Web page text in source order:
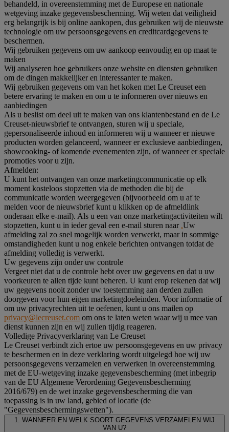
behandeld, in overeenstemming met de Europese en nationale
wetgeving inzake gegevensbescherming. Wij weten dat veiligheid
erg belangrijk is bij online aankopen, dus gebruiken wij de nieuwste
technologie om uw persoonsgegevens en creditcardgegevens te
beschermen.
Wij gebruiken gegevens om uw aankoop eenvoudig en op maat te
maken
Wij analyseren hoe gebruikers onze website en diensten gebruiken
om de dingen makkelijker en interessanter te maken.
Wij gebruiken gegevens om van het koken met Le Creuset een
betere ervaring te maken en om u te informeren over nieuws en
aanbiedingen
Als u beslist om deel uit te maken van ons klantenbestand en de Le
Creuset-nieuwsbrief te ontvangen, sturen wij u speciale,
gepersonaliseerde inhoud en informeren wij u wanneer er nieuwe
producten worden gelanceerd, wanneer er exclusieve aanbiedingen,
showcooking- of komende evenementen zijn, of wanneer er speciale
promoties voor u zijn.
Afmelden:
U kunt het ontvangen van onze marketingcommunicatie op elk
moment kosteloos stopzetten via de methoden die bij de
communicatie worden weergegeven (bijvoorbeeld om u af te
melden voor de nieuwsbrief kunt u klikken op de afmeldlink
onderaan elke e-mail). Als u een van onze marketingactiviteiten wilt
stopzetten, kunt u in ieder geval een e-mail sturen naar .Uw
afmelding zal zo snel mogelijk worden verwerkt, maar in sommige
omstandigheden kunt u nog enkele berichten ontvangen totdat de
afmelding volledig is verwerkt.
Uw gegevens zijn onder uw controle
Vergeet niet dat u de controle hebt over uw gegevens en dat u uw
voorkeuren te allen tijde kunt beheren. U kunt erop rekenen dat wij
uw gegevens nooit zonder uw toestemming aan derden zullen
doorgeven voor hun eigen marketingdoeleinden. Voor informatie of
om uw privacyrechten uit te oefenen, kunt u ons mailen op
privacy@lecreuset.com om ons te laten weten waar wij u mee van
dienst kunnen zijn en wij zullen tijdig reageren.
Volledige Privacyverklaring van Le Creuset
Le Creuset verbindt zich ertoe uw persoonsgegevens en uw privacy
te beschermen en in deze verklaring wordt uitgelegd hoe wij uw
persoonsgegevens verzamelen en verwerken in overeenstemming
met de EU-wetgeving inzake gegevensbescherming (met inbegrip
van de EU Algemene Verordening Gegevensbescherming
2016/679) en de wet inzake gegevensbescherming die van
toepassing is in uw land, gebied of locatie (de
"Gegevensbeschermingswetten").
1. WANNEER EN WELK SOORT GEGEVENS VERZAMELEN WIJ
VAN U?